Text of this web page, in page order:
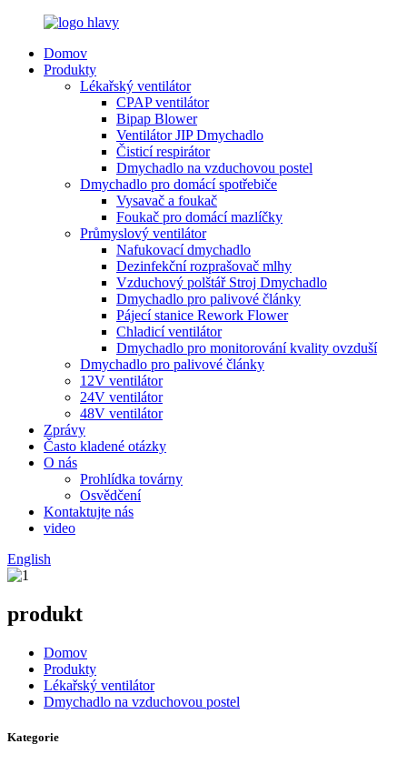
Domov
Produkty
Lékařský ventilátor
CPAP ventilátor
Bipap Blower
Ventilátor JIP Dmychadlo
Čisticí respirátor
Dmychadlo na vzduchovou postel
Dmychadlo pro domácí spotřebiče
Vysavač a foukač
Foukač pro domácí mazlíčky
Průmyslový ventilátor
Nafukovací dmychadlo
Dezinfekční rozprašovač mlhy
Vzduchový polštář Stroj Dmychadlo
Dmychadlo pro palivové články
Pájecí stanice Rework Flower
Chladicí ventilátor
Dmychadlo pro monitorování kvality ovzduší
Dmychadlo pro palivové články
12V ventilátor
24V ventilátor
48V ventilátor
Zprávy
Často kladené otázky
O nás
Prohlídka továrny
Osvědčení
Kontaktujte nás
video
English
produkt
Domov
Produkty
Lékařský ventilátor
Dmychadlo na vzduchovou postel
Kategorie